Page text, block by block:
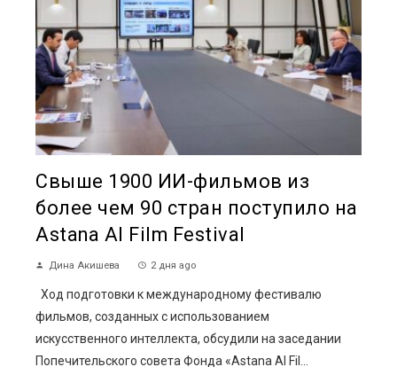
Свыше 1900 ИИ-фильмов из
более чем 90 стран поступило на
Astana AI Film Festival
Дина Акишева 2 дня ago
Ход подготовки к международному фестивалю
фильмов, созданных с использованием
искусственного интеллекта, обсудили на заседании
Попечительского совета Фонда «Astana AI Fil...